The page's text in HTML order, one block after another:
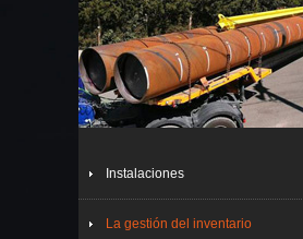
Instalaciones
La gestión del inventario